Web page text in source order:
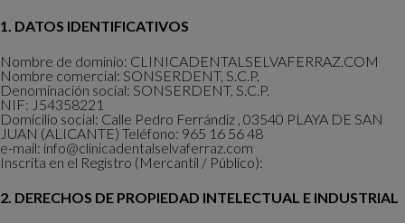
1. DATOS IDENTIFICATIVOS
Nombre de dominio: CLINICADENTALSELVAFERRAZ.COM
Nombre comercial: SONSERDENT, S.C.P.
Denominación social: SONSERDENT, S.C.P.
NIF: J54358221
Domicilio social: Calle Pedro Ferrándiz , 03540 PLAYA DE SAN
JUAN (ALICANTE) Teléfono: 965 16 56 48
e-mail: info@clinicadentalselvaferraz.com
Inscrita en el Registro (Mercantil / Público):
2. DERECHOS DE PROPIEDAD INTELECTUAL E INDUSTRIAL